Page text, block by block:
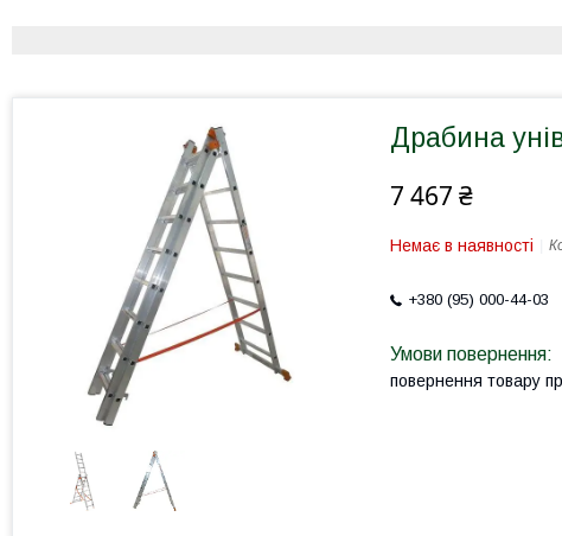
Драбина
7 467 ₴
Немає в наявності
+380 (95) 000-44-03
повернення товару